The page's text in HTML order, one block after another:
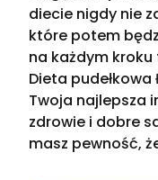
diecie nigdy nie
które potem
na każdym
Dieta
Twoja najlepsza
zdrowie i dobre
masz pewność,